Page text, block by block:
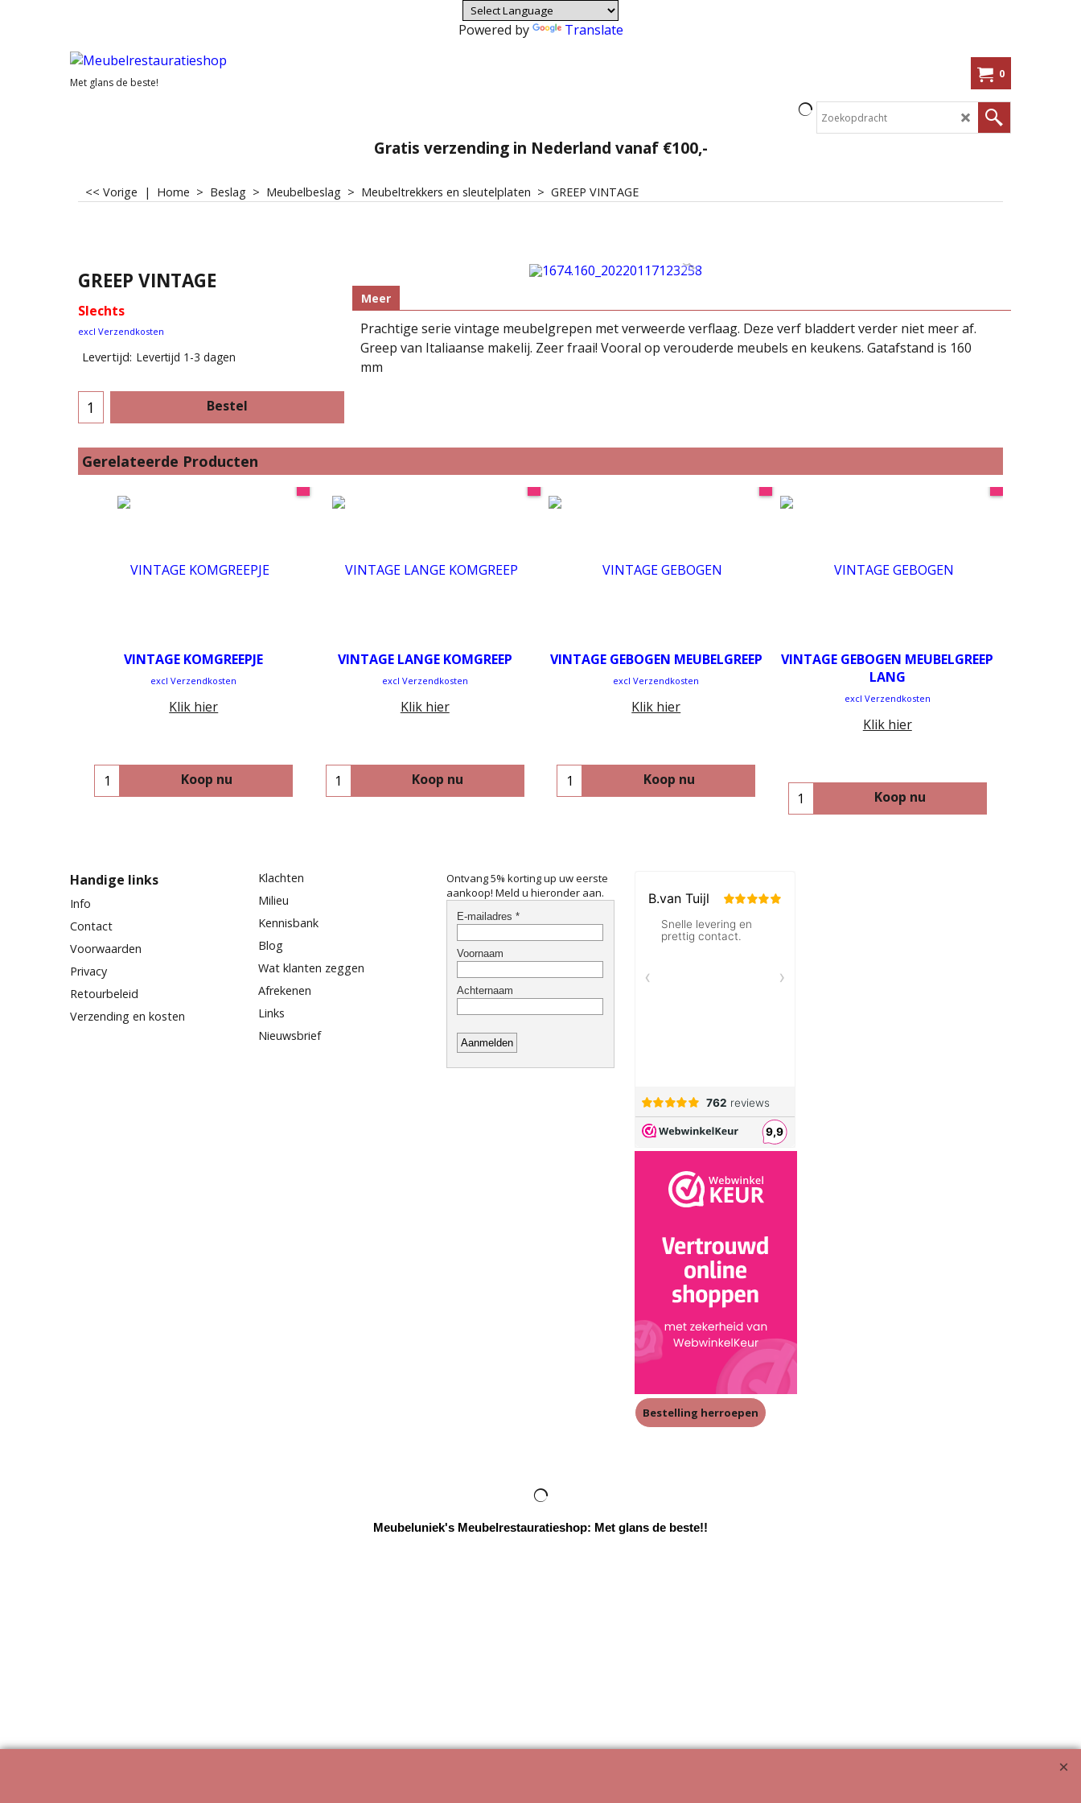
Powered by Translate
Met glans de beste!
0
Gratis verzending in Nederland vanaf €100,-
<< Vorige | Home > Beslag > Meubelbeslag > Meubeltrekkers en sleutelplaten > GREEP VINTAGE
GREEP VINTAGE
Slechts
excl Verzendkosten
Levertijd: Levertijd 1-3 dagen
Bestel
Meer
Prachtige serie vintage meubelgrepen met verweerde verflaag. Deze verf bladdert verder niet meer af.
Greep van Italiaanse makelij. Zeer fraai! Vooral op verouderde meubels en keukens. Gatafstand is 160
mm
Gerelateerde Producten
VINTAGE KOMGREEPJE
excl Verzendkosten
Klik hier
Koop nu
VINTAGE LANGE KOMGREEP
excl Verzendkosten
Klik hier
Koop nu
VINTAGE GEBOGEN MEUBELGREEP
excl Verzendkosten
Klik hier
Koop nu
VINTAGE GEBOGEN MEUBELGREEP
LANG
excl Verzendkosten
Klik hier
Koop nu
Handige links
Info
Contact
Voorwaarden
Privacy
Retourbeleid
Verzending en kosten
Klachten
Milieu
Kennisbank
Blog
Wat klanten zeggen
Afrekenen
Links
Nieuwsbrief
Ontvang 5% korting up uw eerste
aankoop! Meld u hieronder aan.
Bestelling herroepen
Meubeluniek's Meubelrestauratieshop: Met glans de beste!!